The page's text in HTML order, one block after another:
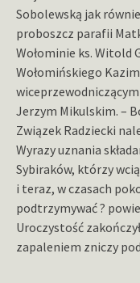
Sobolewską jak
proboszcz parafii
Wołominie ks. Witold
Wołomińskiego
Jerzym Mikulskim. –
Związek Radziecki
Wyrazy uznania
Sybiraków, którzy
i teraz, w czasach
podtrzymywać ?
Uroczystość
zapaleniem zniczy